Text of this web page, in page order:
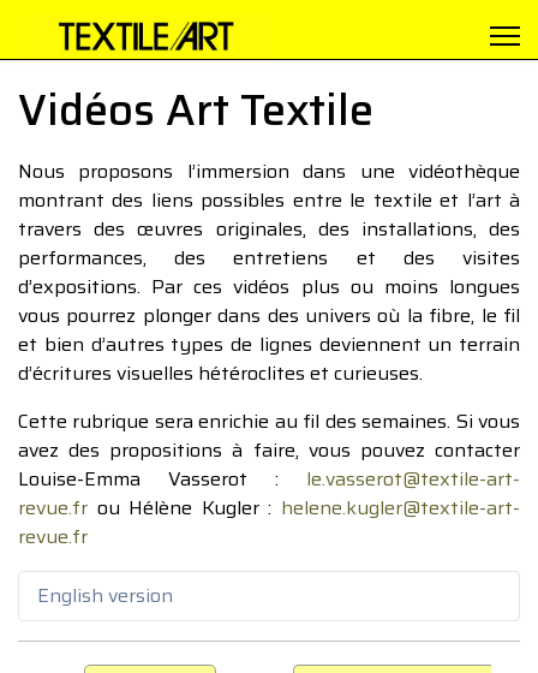
Vidéos Art Textile
Nous proposons l’immersion dans une vidéothèque
montrant des liens possibles entre le textile et l’art à
travers des œuvres originales, des installations, des
performances, des entretiens et des visites
d’expositions. Par ces vidéos plus ou moins longues
vous pourrez plonger dans des univers où la fibre, le fil
et bien d’autres types de lignes deviennent un terrain
d’écritures visuelles hétéroclites et curieuses.
Cette rubrique sera enrichie au fil des semaines. Si vous
avez des propositions à faire, vous pouvez contacter
Louise-Emma Vasserot : le.vasserot@textile-art-
revue.fr ou Hélène Kugler : helene.kugler@textile-art-
revue.fr
English version